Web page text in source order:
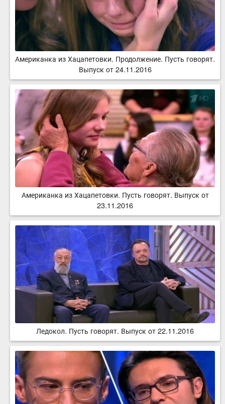
Американка из Хацапетовки. Продолжение. Пусть говорят.
Выпуск от 24.11.2016
Американка из Хацапетовки. Пусть говорят. Выпуск от
23.11.2016
Ледокол. Пусть говорят. Выпуск от 22.11.2016